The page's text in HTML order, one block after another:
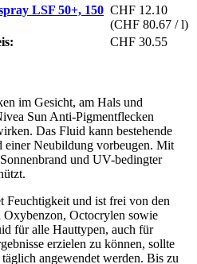
LSF 50+, 150 CHF 12.10
(CHF 80.67 / l)
CHF 30.55
im Gesicht, am Hals und
Sun Anti-Pigmentflecken
Das Fluid kann bestehende
einer Neubildung vorbeugen. Mit
und UV-bedingter
Feuchtigkeit und ist frei von den
Octocrylen sowie
für alle Hauttypen, auch für
erzielen zu können, sollte
angewendet werden. Bis zu